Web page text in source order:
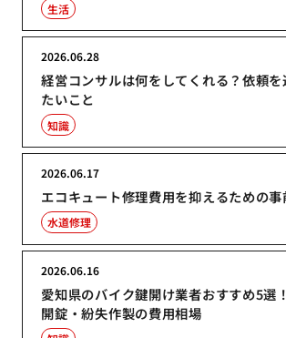
生活
経営コンサルは何をしてくれる？依頼
たいこと
2026.06.28
知識
エコキュート修理費用を抑えるための
2026.06.17
水道修理
愛知県のバイク鍵開け業者おすすめ5選
開錠・紛失作製の費用相場
2026.06.16